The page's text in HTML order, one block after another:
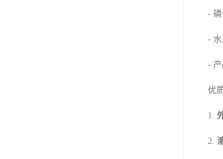
- 磷
- 水
- 产
优
1.
2.